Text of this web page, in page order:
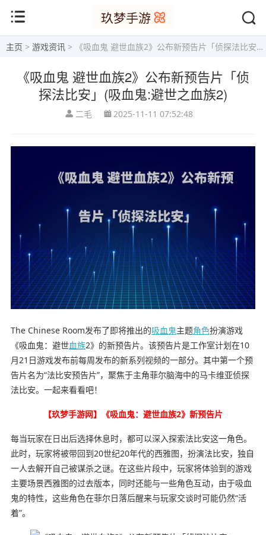
主页 > 游戏资讯 > 《吸血鬼 避世血族2》公布新预告片「侦探法比安」(吸血鬼:避世之血族2)
《吸血鬼 避世血族2》公布新预告片「侦
探法比安」(吸血鬼:避世之血族2)
二毛 2025-11-11 07:52:48
The Chinese Room发布了即将推出的吸血鬼主题角色扮演游戏
《吸血鬼：避世血族2》的新预告片。该预告片是工作室计划在10
月21日游戏发布前每周发布的新系列视频的一部分。其中第一个预
告片名为“法比安预告片”，聚焦于主角菲尔脑海中的马卡维亚侦探
法比安。一起来看看吧！
【玖梦手游网】《吸血鬼：避世血族2》新预告片
每当玩家在日出后选择休息时，都可以深入探索法比安这一角色。
此时，玩家将被带回到20世纪20年代的西雅图，扮演法比安，独自
一人去解开自己被谋杀之谜。在这些片段中，玩家将体验到的游戏
主要场景西雅图的过去版本，同时还能与一些角色互动，由于吸血
鬼的特性，这些角色在菲尔日落后醒来与玩家交谈时可能仍然“活
着”。